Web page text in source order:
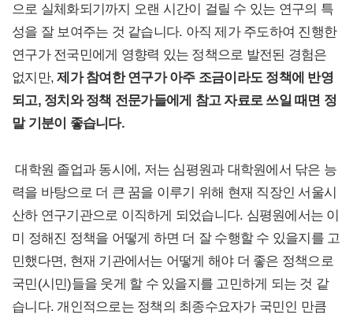
으로 실체화되기까지 오랜 시간이 걸릴 수 있는 연구의 특
성을 잘 보여주는 것 같습니다. 아직 제가 주도하여 진행한
연구가 전국민에게 영향력 있는 정책으로 발전된 경험은
없지만,제가 참여한 연구가 아주 조금이라도 정책에 반영
되고, 정치와 정책 전문가들에게 참고 자료로 쓰일 때면 정
말 기분이 좋습니다.
대학원 졸업과 동시에, 저는 심평원과 대학원에서 닦은 능
력을 바탕으로 더 큰 꿈을 이루기 위해 현재 직장인 서울시
산하 연구기관으로 이직하게 되었습니다. 심평원에서는 이
미 정해진 정책을 어떻게 하면 더 잘 수행할 수 있을지를 고
민했다면, 현재 기관에서는 어떻게 해야 더 좋은 정책으로
국민(시민)들을 웃게 할 수 있을지를 고민하게 되는 것 같
습니다. 개인적으로는 정책의 최종수요자가 국민인 만큼